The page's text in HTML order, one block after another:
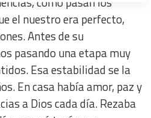
el nuestro era perfecto,
Antes de su
pasando una etapa muy
Esa estabilidad se la
En casa había amor, paz y
a Dios cada día. Rezaba
content
content